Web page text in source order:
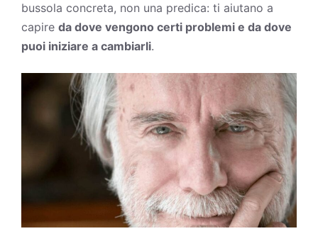
bussola concreta, non una predica: ti aiutano a
capire da dove vengono certi problemi e da dove
puoi iniziare a cambiarli.